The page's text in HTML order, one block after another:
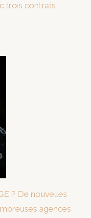
trois contrats
? De nouvelles
agences